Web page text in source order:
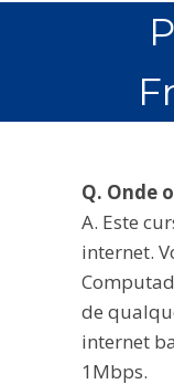
Q. Onde
A. Este
internet.
de
internet
1Mbps.